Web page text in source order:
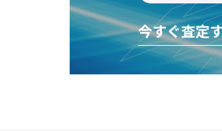
今すぐ査定